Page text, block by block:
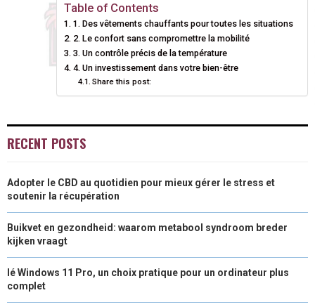
O
I
T
)
O
N
B
O
O
K
O
N
R
E
O
D O
Table of Contents
1. Des vêtements chauffants pour toutes les situations
2. Le confort sans compromettre la mobilité
3. Un contrôle précis de la température
4. Un investissement dans votre bien-être
Share this post:
RECENT POSTS
Adopter le CBD au quotidien pour mieux gérer le stress et
soutenir la récupération
Buikvet en gezondheid: waarom metabool syndroom breder
kijken vraagt
lé Windows 11 Pro, un choix pratique pour un ordinateur plus
complet